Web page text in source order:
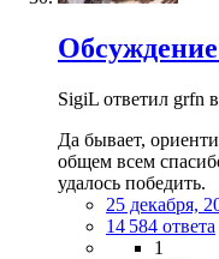
SigiL ответил grfn
Да бывает,
общем всем
удалось победить.
25 декабря,
14 584 ответа
1